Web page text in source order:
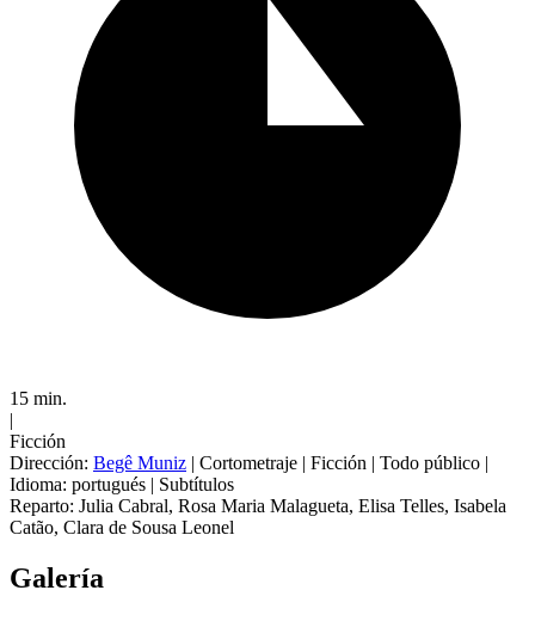
15 min.
|
Ficción
Dirección: Begê Muniz | Cortometraje | Ficción | Todo público |
Idioma: portugués | Subtítulos
Reparto: Julia Cabral, Rosa Maria Malagueta, Elisa Telles, Isabela
Catão, Clara de Sousa Leonel
Galería